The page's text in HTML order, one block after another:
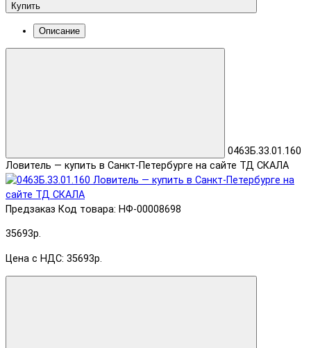
Купить
Описание
0463Б.33.01.160
Ловитель — купить в Санкт-Петербурге на сайте ТД СКАЛА
Предзаказ Код товара: НФ-00008698
35693р.
Цена с НДС: 35693р.